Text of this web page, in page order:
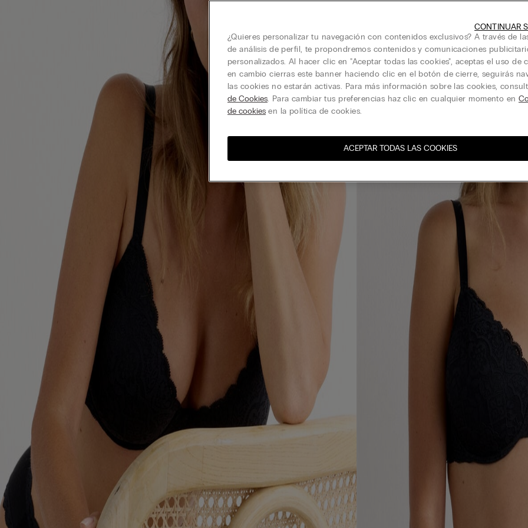
¿Quieres personalizar tu navegación con contenidos exclusivos? A través de
de análisis de perfil, te propondremos contenidos y comunicaciones
personalizados. Al hacer clic en "Aceptar todas las cookies", aceptas el uso de
en cambio cierras este banner haciendo clic en el botón de cierre, seguirás
las cookies no estarán activas. Para más información sobre las cookies,
de Cookies. Para cambiar tus preferencias haz clic en cualquier momento en
de cookies en la política de cookies.
ACEPTAR TODAS LAS COOKIES
CONTINUAR